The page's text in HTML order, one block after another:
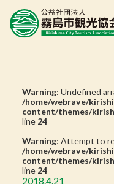
Warning: Undefined
/home/webrave/
content/themes/
line 24
Warning: Attempt to
/home/webrave/
content/themes/
line 24
2018.4.21